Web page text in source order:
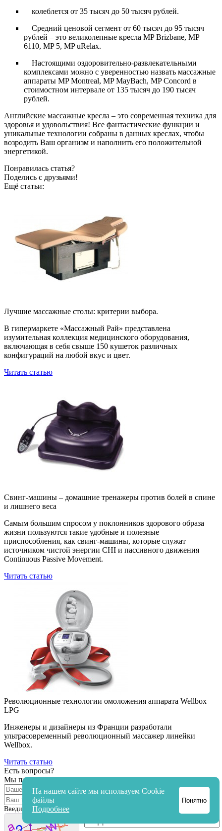
колеблется от 35 тысяч до 50 тысяч рублей.
Средний ценовой сегмент от 60 тысяч до 95 тысяч
рублей – это великолепные кресла MP Brizbane, MP
6110, MP 5, MP uRelax.
Настоящими оздоровительно-развлекательными
комплексами можно с уверенностью назвать массажные
аппараты MP Montreal, MP MayBach, MP Concord в
стоимостном интервале от 135 тысяч до 190 тысяч
рублей.
Английские массажные кресла – это современная техника для
здоровья и удовольствия! Все фантастические функции и
уникальные технологии собраны в данных креслах, чтобы
возродить Ваш организм и наполнить его положительной
энергетикой.
Понравилась статья?
Поделись с друзьями!
Ещё статьи:
Лучшие массажные столы: критерии выбора.
В гипермаркете «Массажный Рай» представлена
изумительная коллекция медицинского оборудования,
включающая в себя свыше 150 кушеток различных
конфигураций на любой вкус и цвет.
Читать статью
Свинг-машины – домашние тренажеры против болей в спине
и лишнего веса
Самым большим спросом у поклонников здорового образа
жизни пользуются такие удобные и полезные
приспособления, как свинг-машины, которые служат
источником чистой энергии CHI и пассивного движения
Continuous Passive Movement.
Читать статью
Революционные технологии омоложения аппарата Wellbox
LPG
Инженеры и дизайнеры из Франции разработали
ультрасовременный революционный массажер линейки
Wellbox.
Читать статью
Есть вопросы?
Мы перезвоним и ответим!
Введите код с картинки:
На нашем сайте мы используем Cookie
файлы
Подробнее
Понятно